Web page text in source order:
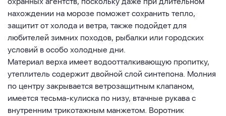
нахождении на морозе поможет сохранить тепло,
защитит от холода и ветра, также подойдет для
любителей зимних походов, рыбалки или городских
условий в особо холодные дни.
Материал верха имеет водоотталкивающую пропитку,
утеплитель содержит двойной слой синтепона. Молния
по центру закрывается ветрозащитным клапаном,
имеется тесьма-кулиска по низу, втачные рукава с
внутренним трикотажным манжетом. Воротник